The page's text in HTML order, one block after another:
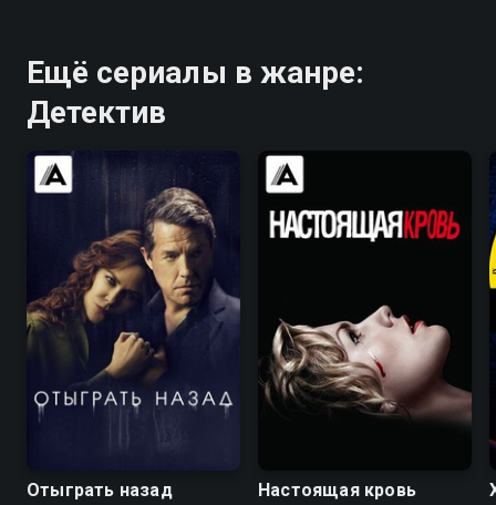
Ещё сериалы в жанре:
Детектив
Отыграть назад Настоящая кровь